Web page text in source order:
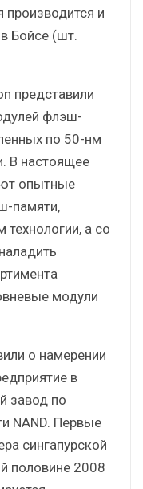
производится и
Бойсе (шт.
представили
флэш-
по 50-нм
В настоящее
опытные
памяти,
а со
модули
о намерении
в
завод по
NAND. Первые
сингапурской
половине 2008